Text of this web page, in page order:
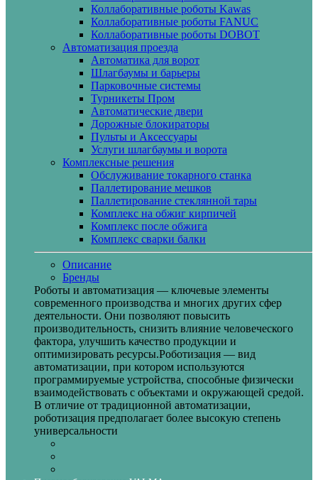
Коллаборативные роботы Kawas
Коллаборативные роботы FANUC
Коллаборативные роботы DOBOT
Автоматизация проезда
Автоматика для ворот
Шлагбаумы и барьеры
Парковочные системы
Турникеты Пром
Автоматические двери
Дорожные блокираторы
Пульты и Аксессуары
Услуги шлагбаумы и ворота
Комплексные решения
Обслуживание токарного станка
Паллетирование мешков
Паллетирование стеклянной тары
Комплекс на обжиг кирпичей
Комплекс после обжига
Комплекс сварки балки
Описание
Бренды
Роботы и автоматизация — ключевые элементы
современного производства и многих других сфер
деятельности. Они позволяют повысить
производительность, снизить влияние человеческого
фактора, улучшить качество продукции и
оптимизировать ресурсы.Роботизация — вид
автоматизации, при котором используются
программируемые устройства, способные физически
взаимодействовать с объектами и окружающей средой.
В отличие от традиционной автоматизации,
роботизация предполагает более высокую степень
универсальности